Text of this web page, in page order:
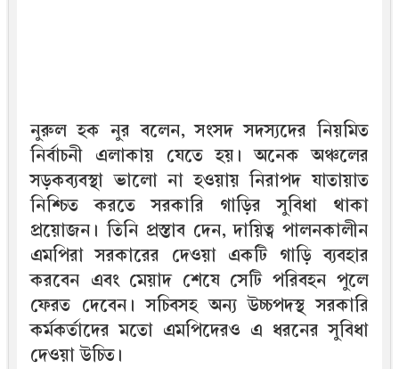
নুরুল হক নুর বলেন, সংসদ সদস্যদের নিয়মিত
নির্বাচনী এলাকায় যেতে হয়। অনেক অঞ্চলের
সড়কব্যবস্থা ভালো না হওয়ায় নিরাপদ যাতায়াত
নিশ্চিত করতে সরকারি গাড়ির সুবিধা থাকা
প্রয়োজন। তিনি প্রস্তাব দেন, দায়িত্ব পালনকালীন
এমপিরা সরকারের দেওয়া একটি গাড়ি ব্যবহার
করবেন এবং মেয়াদ শেষে সেটি পরিবহন পুলে
ফেরত দেবেন। সচিবসহ অন্য উচ্চপদস্থ সরকারি
কর্মকর্তাদের মতো এমপিদেরও এ ধরনের সুবিধা
দেওয়া উচিত।